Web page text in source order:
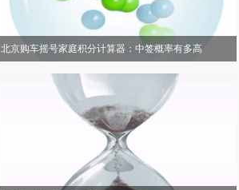
北京购车摇号家庭积分计算器：中签概率有多高